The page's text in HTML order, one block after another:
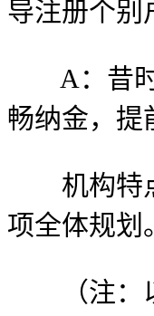
导注册个别
A：昔时
畅纳金，提
机构特点
项全体规划
（注：以